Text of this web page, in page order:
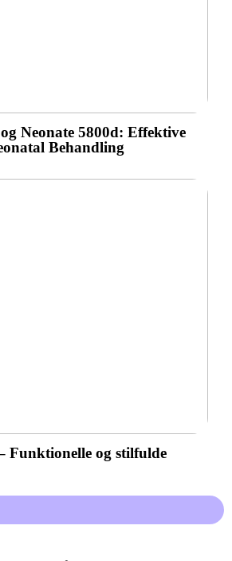
Neonate 5800d: Effektive
Behandling
Funktionelle og stilfulde